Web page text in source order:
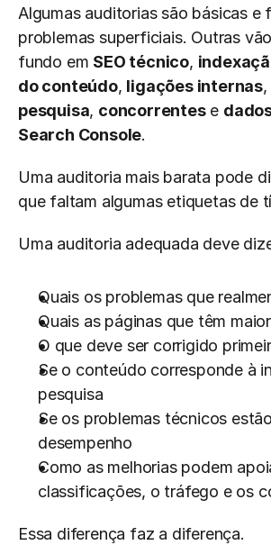
Algumas auditorias são básicas e
problemas superficiais. Outras
fundo em SEO técnico,
do conteúdo, ligações internas,
pesquisa, concorrentes e
Search Console.
Uma auditoria mais barata pode
que faltam algumas etiquetas de
Uma auditoria adequada deve
Quais os problemas que
Quais as páginas que têm
O que deve ser corrigido
Se o conteúdo corresponde à
pesquisa
Se os problemas técnicos
desempenho
Como as melhorias podem
classificações, o tráfego e os
Essa diferença faz a diferença.